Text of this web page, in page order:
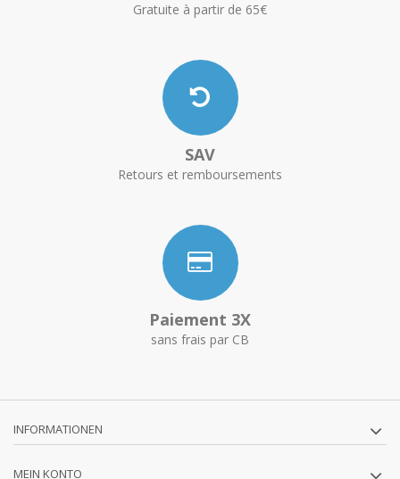
Gratuite à partir de 65€
SAV
Retours et remboursements
Paiement 3X
sans frais par CB
INFORMATIONEN
MEIN KONTO